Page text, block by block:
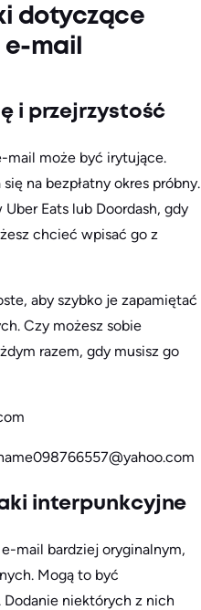
dotyczące
mail
i przejrzystość
mail może być irytujące.
na bezpłatny okres próbny.
Eats lub Doordash, gdy
chcieć wpisać go z
aby szybko je zapamiętać
Czy możesz sobie
razem, gdy musisz go
interpunkcyjne
mail bardziej oryginalnym,
Mogą to być
Dodanie niektórych z nich